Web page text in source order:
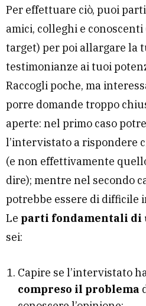
Per effettuare ciò, puoi
amici, colleghi e
target) per poi allargare la
testimonianze ai tuoi
Raccogli poche, ma
porre domande troppo
aperte: nel primo caso
l’intervistato a rispondere
(e non effettivamente
dire); mentre nel secondo
potrebbe essere di difficile
Le parti fondamentali di
sei:
Capire se l’intervistato
compreso il problema